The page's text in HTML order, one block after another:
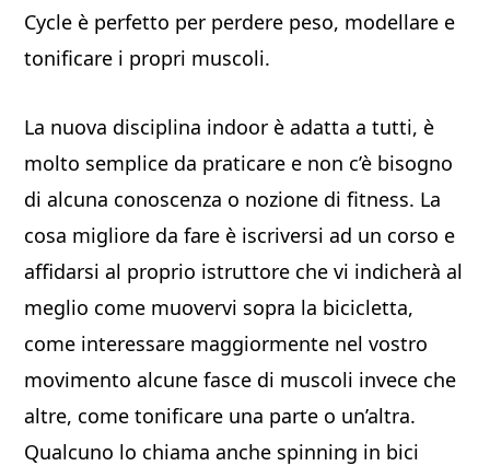
Cycle è perfetto per perdere peso, modellare e
tonificare i propri muscoli.
La nuova disciplina indoor è adatta a tutti, è
molto semplice da praticare e non c’è bisogno
di alcuna conoscenza o nozione di fitness. La
cosa migliore da fare è iscriversi ad un corso e
affidarsi al proprio istruttore che vi indicherà al
meglio come muovervi sopra la bicicletta,
come interessare maggiormente nel vostro
movimento alcune fasce di muscoli invece che
altre, come tonificare una parte o un’altra.
Qualcuno lo chiama anche spinning in bici